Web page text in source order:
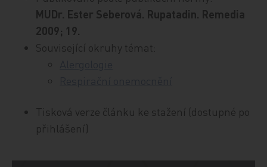
MUDr. Ester Seberová. Rupatadin. Remedia
2009; 19.
Související okruhy témat:
Tisková verze článku ke stažení (dostupné po
přihlášení)